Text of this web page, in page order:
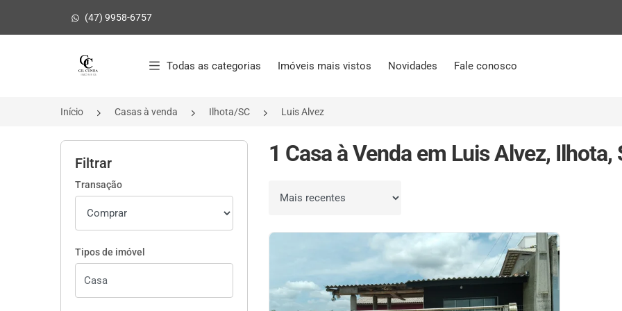
(47) 9958-6757
Página inicial
Todas as categorias Imóveis mais vistos Novidades Fale conosco
Início Casas à venda Ilhota/SC Luis Alvez
Filtrar
Transação
Tipos de imóvel
1 Casa à Venda em Luis Alvez, Ilhota,
Ordenar por